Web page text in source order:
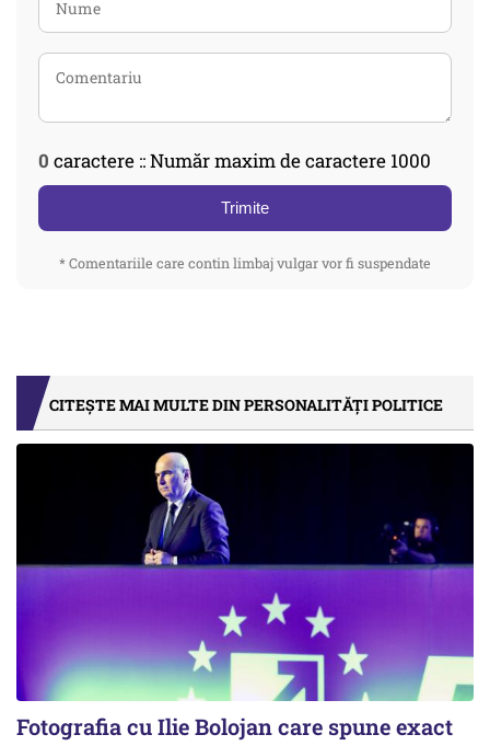
0 caractere :: Număr maxim de caractere 1000
Trimite
* Comentariile care contin limbaj vulgar vor fi suspendate
CITEȘTE MAI MULTE DIN PERSONALITĂȚI POLITICE
Fotografia cu Ilie Bolojan care spune exact